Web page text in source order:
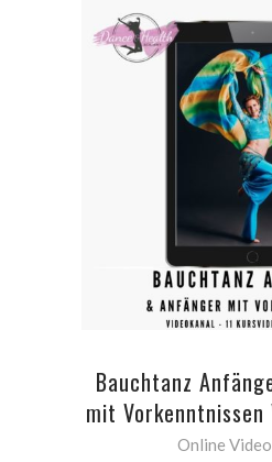
ADD TO
Bauchtanz
mit Vorkenntnissen
Online